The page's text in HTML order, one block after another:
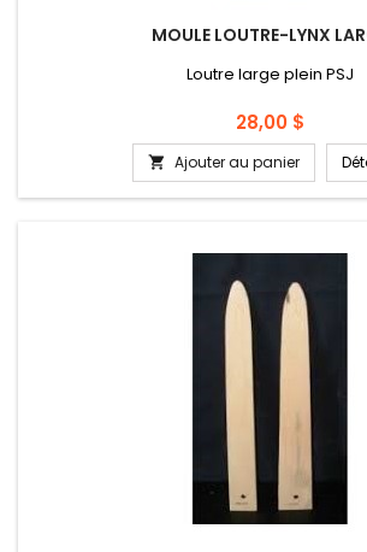
MOULE LOUTRE-LYNX
Loutre large plein PSJ
Prix
28,00 $
 Ajouter au panier